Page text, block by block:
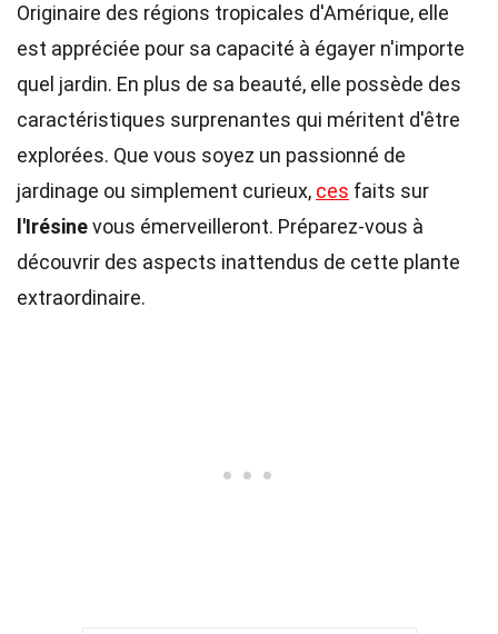
Originaire des régions tropicales d'Amérique, elle
est appréciée pour sa capacité à égayer n'importe
quel jardin. En plus de sa beauté, elle possède des
caractéristiques surprenantes qui méritent d'être
explorées. Que vous soyez un passionné de
jardinage ou simplement curieux, ces faits sur
l'Irésinevous émerveilleront. Préparez-vous à
découvrir des aspects inattendus de cette plante
extraordinaire.